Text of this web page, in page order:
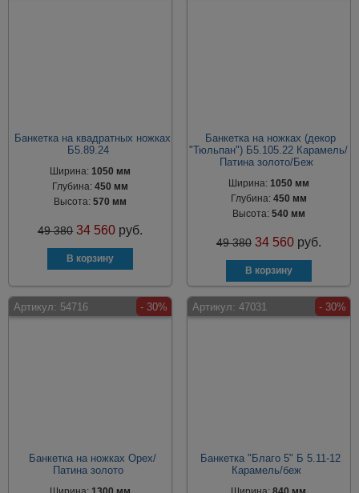
Банкетка на квадратных ножках
Б5.89.24
Ширина:1050 мм
Глубина:450 мм
Высота:570 мм
49 380 34 560 руб.
Банкетка на ножках (декор
"Тюльпан") Б5.105.22 Карамель/
Патина золото/Беж
Ширина: 1050 мм
Глубина: 450 мм
Высота: 540 мм
49 380 34 560 руб.
Артикул: 54716 - 30%
Банкетка на ножках Орех/
Патина золото
Артикул: 47031 - 30%
Банкетка "Благо 5" Б 5.11-12
Карамель/беж